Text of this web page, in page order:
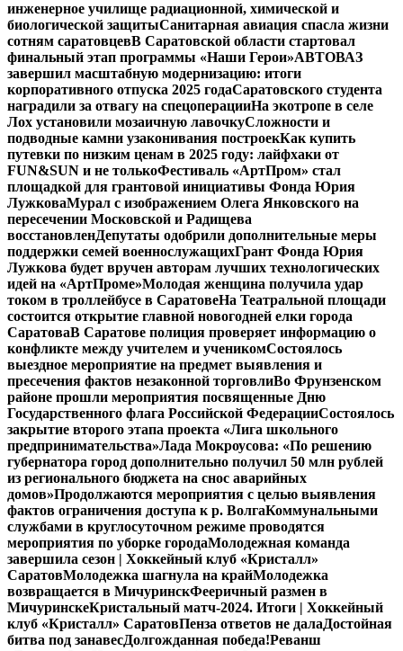
инженерное училище радиационной, химической и
биологической защитыСанитарная авиация спасла жизни
сотням саратовцевВ Саратовской области стартовал
финальный этап программы «Наши Герои»АВТОВАЗ
завершил масштабную модернизацию: итоги
корпоративного отпуска 2025 годаСаратовского студента
наградили за отвагу на спецоперацииНа экотропе в селе
Лох установили мозаичную лавочкуСложности и
подводные камни узаконивания построекКак купить
путевки по низким ценам в 2025 году: лайфхаки от
FUN&SUN и не толькоФестиваль «АртПром» стал
площадкой для грантовой инициативы Фонда Юрия
ЛужковаМурал с изображением Олега Янковского на
пересечении Московской и Радищева
восстановленДепутаты одобрили дополнительные меры
поддержки семей военнослужащихГрант Фонда Юрия
Лужкова будет вручен авторам лучших технологических
идей на «АртПроме»Молодая женщина получила удар
током в троллейбусе в СаратовеНа Театральной площади
состоится открытие главной новогодней елки города
СаратоваВ Саратове полиция проверяет информацию о
конфликте между учителем и ученикомСостоялось
выездное мероприятие на предмет выявления и
пресечения фактов незаконной торговлиВо Фрунзенском
районе прошли мероприятия посвященные Дню
Государственного флага Российской ФедерацииСостоялось
закрытие второго этапа проекта «Лига школьного
предпринимательства»Лада Мокроусова: «По решению
губернатора город дополнительно получил 50 млн рублей
из регионального бюджета на снос аварийных
домов»Продолжаются мероприятия с целью выявления
фактов ограничения доступа к р. ВолгаКоммунальными
службами в круглосуточном режиме проводятся
мероприятия по уборке городаМолодежная команда
завершила сезон | Хоккейный клуб «Кристалл»
СаратовМолодежка шагнула на крайМолодежка
возвращается в МичуринскФееричный размен в
МичуринскеКристальный матч-2024. Итоги | Хоккейный
клуб «Кристалл» СаратовПенза ответов не далаДостойная
битва под занавесДолгожданная победа!Реванш